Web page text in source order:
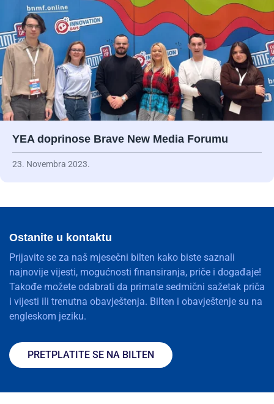
YEA doprinose Brave New Media Forumu
23. Novembra 2023.
Ostanite u kontaktu
Prijavite se za naš mjesečni bilten kako biste saznali
najnovije vijesti, mogućnosti finansiranja, priče i događaje!
Takođe možete odabrati da primate sedmični sažetak priča
i vijesti ili trenutna obavještenja. Bilten i obavještenje su na
engleskom jeziku.
PRETPLATITE SE NA BILTEN